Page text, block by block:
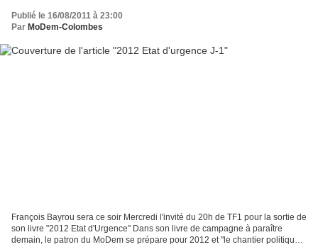
Publié le 16/08/2011 à 23:00
Par MoDem-Colombes
François Bayrou sera ce soir Mercredi l'invité du 20h de TF1 pour la sortie de
son livre "2012 Etat d'Urgence" Dans son livre de campagne à paraître
demain, le patron du MoDem se prépare pour 2012 et "le chantier politique